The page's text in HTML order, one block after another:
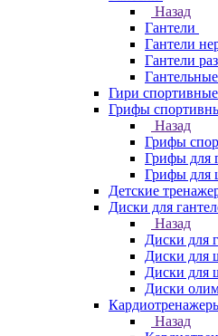
Назад
Гантели
Гантели
Гантели
Гири спортивные
Грифы
Назад
Грифы
Грифы для
Грифы для
Детские
Диски для
Назад
Диски для
Диски для
Диски для
Диски
Назад